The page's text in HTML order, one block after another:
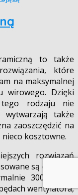
to także
które
na maksymalnej
wirowego. Dzięki
rodzaju nie
także
zaoszczędzić na
nieco kosztowne.
rozwiązań
są do pracy
300 stopni
wentylatora,